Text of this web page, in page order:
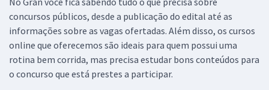
concursos públicos, desde a publicação do edital até as
informações sobre as vagas ofertadas. Além disso, os cursos
online que oferecemos são ideais para quem possui uma
rotina bem corrida, mas precisa estudar bons conteúdos para
o concurso que está prestes a participar.